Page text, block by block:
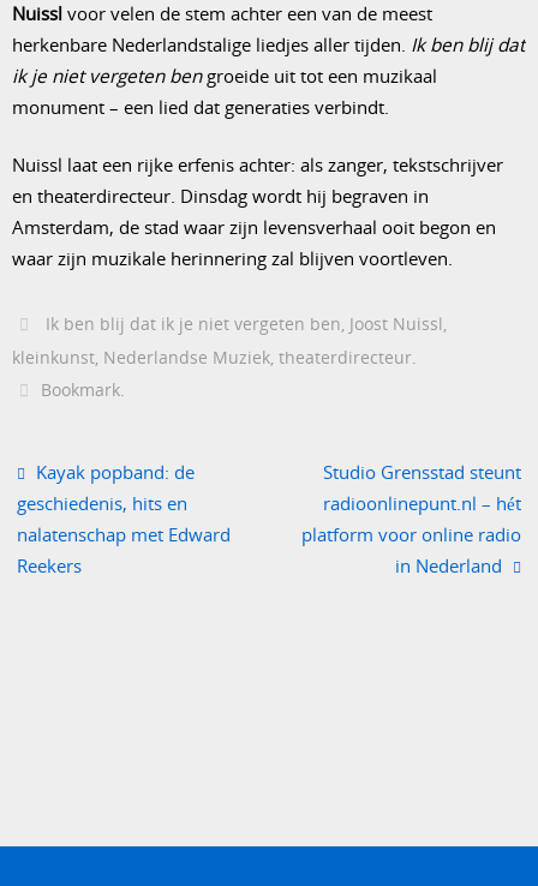
Nuissl voor velen de stem achter een van de meest
herkenbare Nederlandstalige liedjes aller tijden. Ik ben blij dat
ik je niet vergeten bengroeide uit tot een muzikaal
monument – een lied dat generaties verbindt.
Nuissl laat een rijke erfenis achter: als zanger, tekstschrijver
en theaterdirecteur. Dinsdag wordt hij begraven in
Amsterdam, de stad waar zijn levensverhaal ooit begon en
waar zijn muzikale herinnering zal blijven voortleven.
Ik ben blij dat ik je niet vergeten ben, Joost Nuissl,
kleinkunst, Nederlandse Muziek, theaterdirecteur.
Bookmark.
Kayak popband: de
geschiedenis, hits en
nalatenschap met Edward
Reekers
Studio Grensstad steunt
radioonlinepunt.nl – hét
platform voor online radio
in Nederland